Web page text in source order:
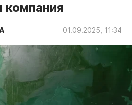
и ЖКХ
01.09.2025, 11:34